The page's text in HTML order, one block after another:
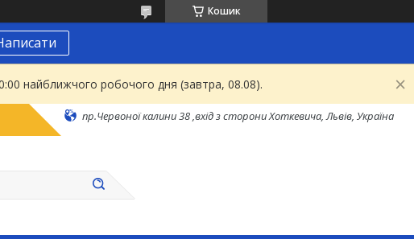
Кошик
найближчого робочого дня (завтра, 08.08).
пр.Червоної калини 38 ,вхід з сторони Хоткевича, Львів, Україна